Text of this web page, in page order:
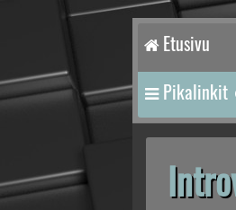
Etusivu
Pikalinkit